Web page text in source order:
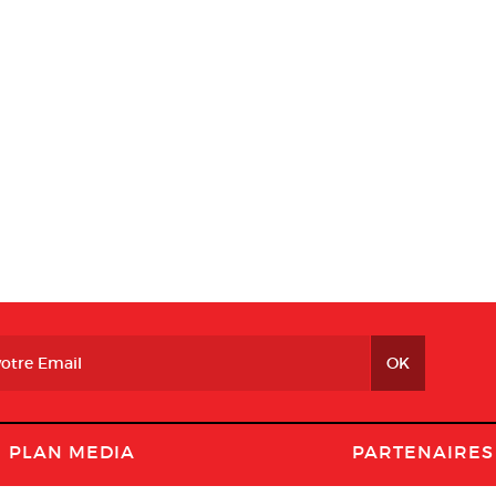
PLAN MEDIA PARTENAIRES